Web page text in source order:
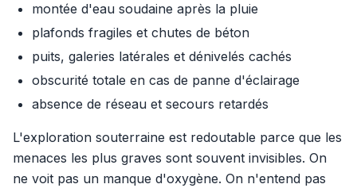
montée d'eau soudaine après la pluie
plafonds fragiles et chutes de béton
puits, galeries latérales et dénivelés cachés
obscurité totale en cas de panne d'éclairage
absence de réseau et secours retardés
L'exploration souterraine est redoutable parce que les
menaces les plus graves sont souvent invisibles. On
ne voit pas un manque d'oxygène. On n'entend pas